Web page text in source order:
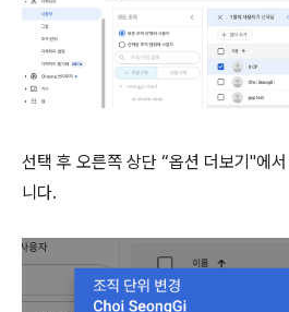
선택 후 오른쪽 상단 “옵션 더보기"에
니다.